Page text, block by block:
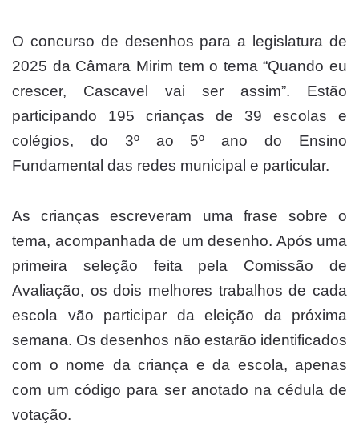
O concurso de desenhos para a legislatura de
2025 da Câmara Mirim tem o tema “Quando eu
crescer, Cascavel vai ser assim”. Estão
participando 195 crianças de 39 escolas e
colégios, do 3º ao 5º ano do Ensino
Fundamental das redes municipal e particular.
As crianças escreveram uma frase sobre o
tema, acompanhada de um desenho. Após uma
primeira seleção feita pela Comissão de
Avaliação, os dois melhores trabalhos de cada
escola vão participar da eleição da próxima
semana. Os desenhos não estarão identificados
com o nome da criança e da escola, apenas
com um código para ser anotado na cédula de
votação.